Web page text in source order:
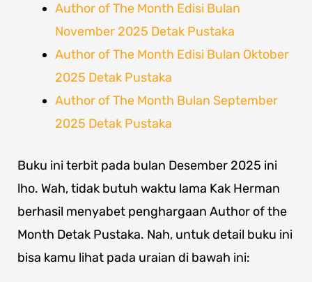
Author of The Month Edisi Bulan
November 2025 Detak Pustaka
Author of The Month Edisi Bulan Oktober
2025 Detak Pustaka
Author of The Month Bulan September
2025 Detak Pustaka
Buku ini terbit pada bulan Desember 2025 ini
lho. Wah, tidak butuh waktu lama Kak Herman
berhasil menyabet penghargaan Author of the
Month Detak Pustaka. Nah, untuk detail buku ini
bisa kamu lihat pada uraian di bawah ini: